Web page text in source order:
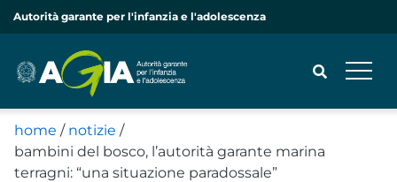
Autorità garante per l'infanzia e l'adolescenza
CERCA
home / notizie /
bambini del bosco, l’autorità garante marina
terragni: “una situazione paradossale”